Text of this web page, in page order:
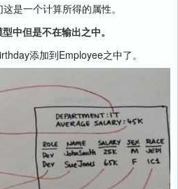
是一个计算所得的属性。
中但是不在输出之中。
添加到Employee之中了。